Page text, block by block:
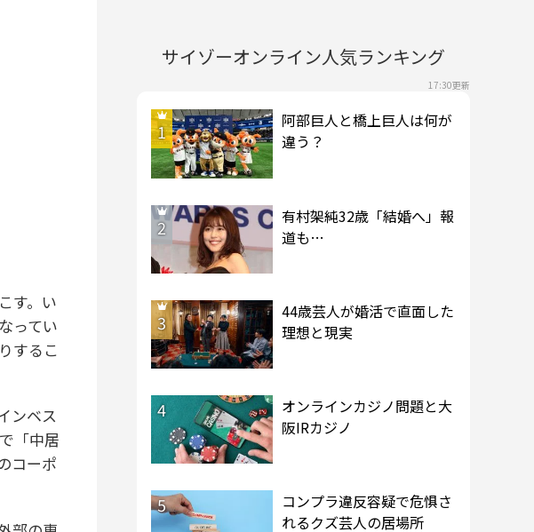
す。い
ってい
するこ
ンベス
「中居
コーポ
サイゾーオンライン人気ランキング
17:30更新
1
阿部巨人と橋上巨人は何が
違う？
2
有村架純32歳「結婚へ」報
道も…
3
44歳芸人が婚活で直面した
理想と現実
4
オンラインカジノ問題と大
阪IRカジノ
5
コンプラ違反容疑で危惧さ
れるクズ芸人の居場所